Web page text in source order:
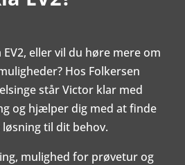
eller vil du høre mere om
Hos Folkersen
står Victor klar med
og hjælper dig med at finde
til dit behov.
mulighed for prøvetur og